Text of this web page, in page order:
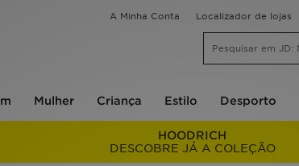
A Minha Conta Localizador de lojas
Mulher Criança Estilo Desporto
HOODRICH
DESCOBRE JÁ A COLEÇÃO